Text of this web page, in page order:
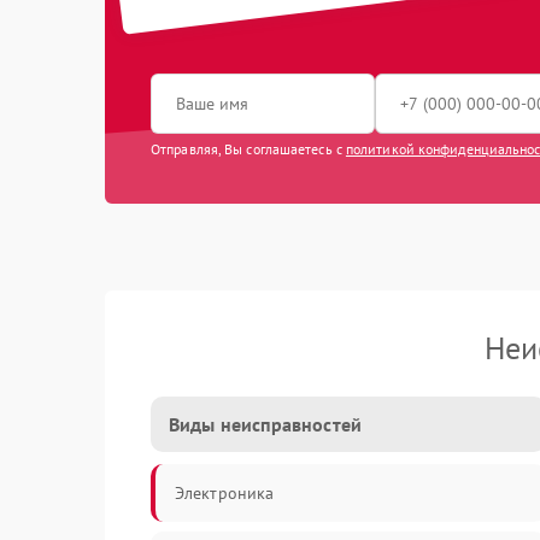
Отправляя, Вы соглашаетесь с политикой
Виды неисправностей
Электроника